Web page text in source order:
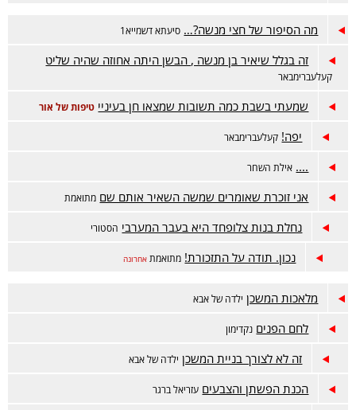
מה הסיפור של חצי מנשה?… סיעתא דשמייא1
זה בגלל שיאיר בן מנשה , הבשן היתה אחוזה שהיה שליט
קעלעברימבאר
שמעתי בשבת כמה תשובות שמצאו חן בעיניי טיפות של אור
יפה! קעלעברימבאר
.... אילת השחר
אני זוכרת שאומרים שמשה השאיר אותם שם מתואמת
נחלת בנות צלופחד היא בעבר המערבי הסטורי
נכון. תודה על התזכורת! מתואמת אחרונה
מלאכות המשכן ילדה של אבא
לחם הפנים נקדימון
זה לא לצורך בניית המשכן ילדה של אבא
הכנת הפשתן והצבעים עזריאל ברגר